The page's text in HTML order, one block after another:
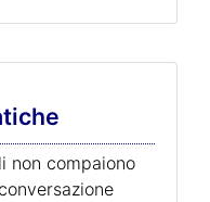
non compaiono